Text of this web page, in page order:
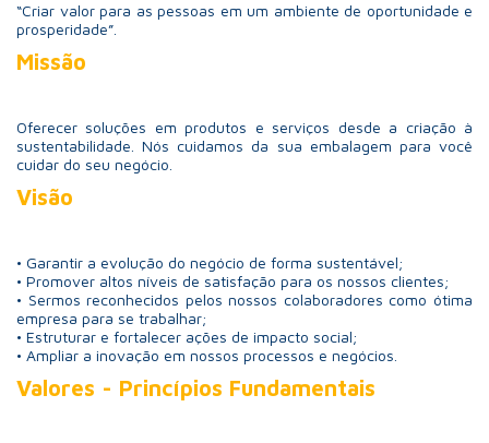
“Criar valor para as pessoas em um ambiente de oportunidade e
prosperidade”.
Missão
Oferecer soluções em produtos e serviços desde a criação à
sustentabilidade. Nós cuidamos da sua embalagem para você
cuidar do seu negócio.
Visão
• Garantir a evolução do negócio de forma sustentável;
• Promover altos níveis de satisfação para os nossos clientes;
• Sermos reconhecidos pelos nossos colaboradores como ótima
empresa para se trabalhar;
• Estruturar e fortalecer ações de impacto social;
• Ampliar a inovação em nossos processos e negócios.
Valores - Princípios Fundamentais